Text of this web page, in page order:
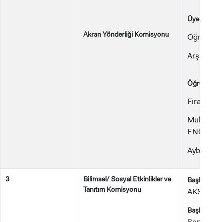
Akran Yönderliği Komisyonu
Üyeler:
Öğr. Gör.
Arş. Gör.
Öğrenciler:
Fırat
ENG)
Aybüke
3
Bilimsel/ Sosyal Etkinlikler ve
Tanıtım Komisyonu
Başkan:
AKSOY
Başkan